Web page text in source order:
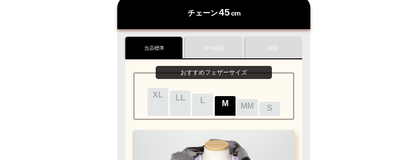
ペンダントの状態でお届け致します
ラッピングも承っております
プレゼント用でも安心してご利用いただけます
ラッピング
1商品¥1,100
最適なケースで
webコレクト
カード決済
チェーン45 cm
当店標準
おすすめフェザーサイズ
XL LL L M MM S
やや細目